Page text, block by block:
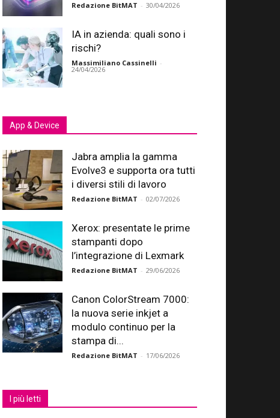
Redazione BitMAT - 30/04/2026
IA in azienda: quali sono i
rischi?
Massimiliano Cassinelli -
24/04/2026
App & Device
Jabra amplia la gamma
Evolve3 e supporta ora tutti
i diversi stili di lavoro
Redazione BitMAT - 02/07/2026
Xerox: presentate le prime
stampanti dopo
l’integrazione di Lexmark
Redazione BitMAT - 29/06/2026
Canon ColorStream 7000:
la nuova serie inkjet a
modulo continuo per la
stampa di...
Redazione BitMAT - 17/06/2026
I più letti